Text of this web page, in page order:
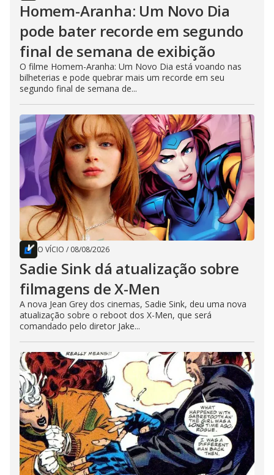
Homem-Aranha: Um Novo Dia
pode bater recorde em segundo
final de semana de exibição
O filme Homem-Aranha: Um Novo Dia está voando nas
bilheterias e pode quebrar mais um recorde em seu
segundo final de semana de...
O VÍCIO / 08/08/2026
Sadie Sink dá atualização sobre
filmagens de X-Men
A nova Jean Grey dos cinemas, Sadie Sink, deu uma nova
atualização sobre o reboot dos X-Men, que será
comandado pelo diretor Jake...